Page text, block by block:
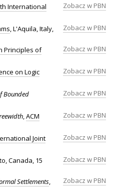
International
Zobacz w PBN
, L'Aquila, Italy,
Zobacz w PBN
Principles of
Zobacz w PBN
on Logic
Zobacz w PBN
Bounded
Zobacz w PBN
ACM
Zobacz w PBN
Joint
Zobacz w PBN
Canada, 15
Zobacz w PBN
Settlements Zobacz w PBN